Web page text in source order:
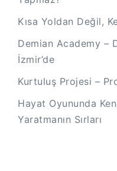
Kısa Yoldan Değil,
Demian Academy –
İzmir’de
Kurtuluş Projesi –
Hayat Oyununda
Yaratmanın Sırları